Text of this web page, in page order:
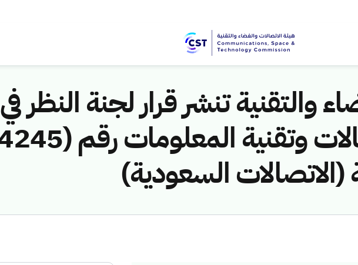
والتقنية تنشر قرار لجنة النظر في